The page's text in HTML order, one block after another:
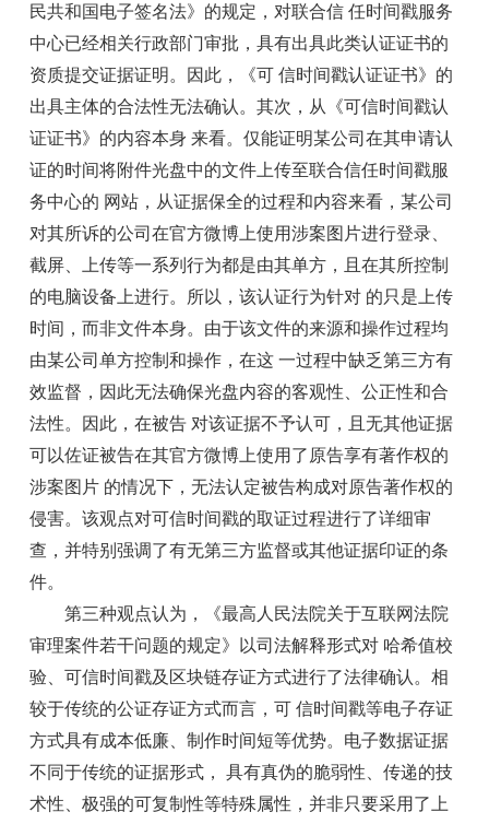
民共和国电子签名法》的规定，对联合信 任时间戳服务
中心已经相关行政部门审批，具有出具此类认证证书的
资质提交证据证明。因此，《可 信时间戳认证证书》的
出具主体的合法性无法确认。其次，从《可信时间戳认
证证书》的内容本身 来看。仅能证明某公司在其申请认
证的时间将附件光盘中的文件上传至联合信任时间戳服
务中心的 网站，从证据保全的过程和内容来看，某公司
对其所诉的公司在官方微博上使用涉案图片进行登录、
截屏、上传等一系列行为都是由其单方，且在其所控制
的电脑设备上进行。所以，该认证行为针对 的只是上传
时间，而非文件本身。由于该文件的来源和操作过程均
由某公司单方控制和操作，在这 一过程中缺乏第三方有
效监督，因此无法确保光盘内容的客观性、公正性和合
法性。因此，在被告 对该证据不予认可，且无其他证据
可以佐证被告在其官方微博上使用了原告享有著作权的
涉案图片 的情况下，无法认定被告构成对原告著作权的
侵害。该观点对可信时间戳的取证过程进行了详细审
查，并特别强调了有无第三方监督或其他证据印证的条
件。
第三种观点认为，《最高人民法院关于互联网法院
审理案件若干问题的规定》以司法解释形式对 哈希值校
验、可信时间戳及区块链存证方式进行了法律确认。相
较于传统的公证存证方式而言，可 信时间戳等电子存证
方式具有成本低廉、制作时间短等优势。电子数据证据
不同于传统的证据形式， 具有真伪的脆弱性、传递的技
术性、极强的可复制性等特殊属性，并非只要采用了上